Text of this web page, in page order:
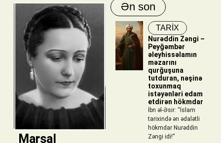
​ Marşal
Ən son
TARİX
Nurəddin Zəngi –
Peyğəmbər
əleyhissəlamın
məzarını
qurğuşuna
tutduran, nəşinə
toxunmaq
istəyənləri edam
etdirən hökmdar
İbn əl-Əsir: “İslam
tarixində ən ədalətli
hökmdar Nurəddin
Zəngi idi!”